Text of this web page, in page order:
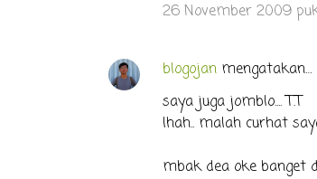
26 November 2009
blogojanmengatakan…
saya juga jomblo.... T.T
lhah.. malah curhat
mbak dea oke banget